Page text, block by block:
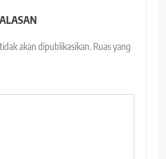
akan dipublikasikan. Ruas yang